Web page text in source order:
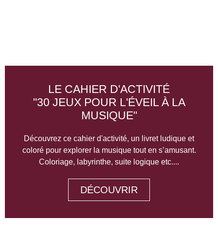
LE CAHIER D'ACTIVITÉ
"30 JEUX POUR L'ÉVEIL À LA
MUSIQUE"
Découvrez ce cahier d'activité, un livret ludique et
coloré pour explorer la musique tout en s’amusant.
Coloriage, labyrinthe, suite logique etc....
DÉCOUVRIR